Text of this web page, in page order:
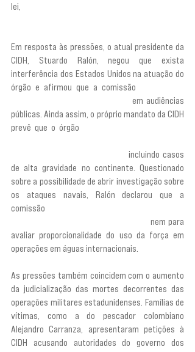
lei,
Em resposta às pressões, o atual presidente da
CIDH, Stuardo Ralón, negou que exista
interferência dos Estados Unidos na atuação do
órgão e afirmou que a comissão
em audiências
públicas. Ainda assim, o próprio mandato da CIDH
prevê que o órgão
incluindo casos
de alta gravidade no continente. Questionado
sobre a possibilidade de abrir investigação sobre
os ataques navais, Ralón declarou que a
comissão
ações de ofício nos termos propostos”, nem para
avaliar proporcionalidade do uso da força em
operações em águas internacionais.
As pressões também coincidem com o aumento
da judicialização das mortes decorrentes das
operações militares estadunidenses. Famílias de
vítimas, como a do pescador colombiano
Alejandro Carranza, apresentaram petições à
CIDH acusando autoridades do governo dos